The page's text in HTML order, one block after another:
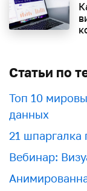
Статьи по
Топ 10
данных
21
Вебинар: